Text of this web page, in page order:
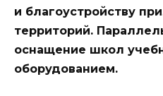
и благоустройству
территорий.
оснащение школ
оборудованием.